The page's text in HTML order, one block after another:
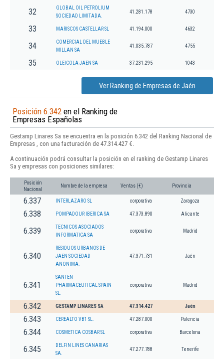
32
GLOBAL OIL PETROLIUM
SOCIEDAD LIMITADA.
41.281.178 4730
33 MARISCOS CASTELLAR SL 41.194.000 4632
34
COMERCIAL DEL MUEBLE
MILLAN SA
41.035.787 4755
35 OLEICOLA JAEN SA 37.231.295 1043
Ver Ranking de Empresas de Jaén
Posición 6.342 en el Ranking de
Empresas Españolas
Gestamp Linares Sa se encuentra en la posición 6.342 del Ranking Nacional de
Empresas , con una facturación de 47.314.427 €.
A continuación podrá consultar la posición en el ranking de Gestamp Linares
Sa y empresas con posiciones similares:
Posición
Nacional
Nombre de la empresa Ventas (€) Provincia
6.337 INTERLAZARO SL corporativa Zaragoza
6.338 POMPADOUR IBERICA SA 47.373.890 Alicante
6.339
TECNICOS ASOCIADOS
INFORMATICA SA
corporativa Madrid
6.340
RESIDUOS URBANOS DE
JAEN SOCIEDAD
ANONIMA.
47.371.731 Jaén
6.341
SANTEN
PHARMACEUTICAL SPAIN
SL.
corporativa Madrid
6.342 GESTAMP LINARES SA 47.314.427 Jaén
6.343 CEREALTO VB1 SL. 47.287.000 Palencia
6.344 COSMETICA COSBAR SL corporativa Barcelona
6.345
DELFIN LINES CANARIAS
SA.
47.277.788 Tenerife